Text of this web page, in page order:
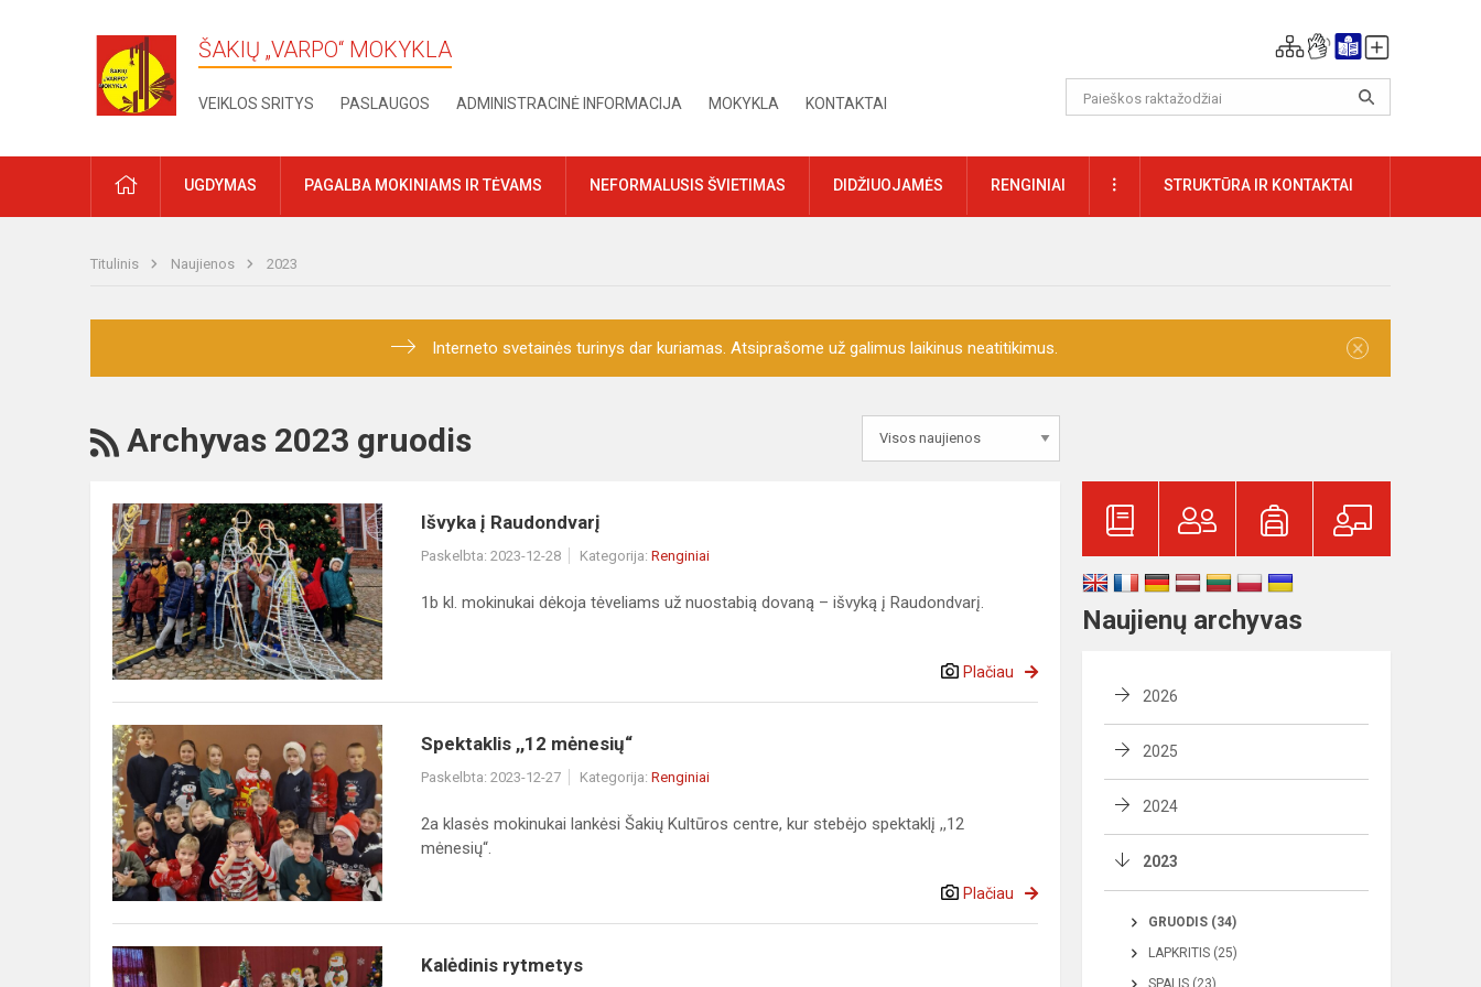
ŠAKIŲ „VARPO“ MOKYKLA
VEIKLOS SRITYS PASLAUGOS ADMINISTRACINĖ INFORMACIJA MOKYKLA KONTAKTAI
PRADŽIAUGDYMAS PAGALBA MOKINIAMS IR TĖVAMS NEFORMALUSIS ŠVIETIMAS DIDŽIUOJAMĖS RENGINIAI DAUGIAUSTRUKTŪRA IR KONTAKTAI
Titulinis Naujienos 2023
Interneto svetainės turinys dar kuriamas. Atsiprašome už galimus laikinus neatitikimus. ×
RSS
Archyvas 2023 gruodis
Išvyka
į
Raudondvarį
Išvyka į Raudondvarį
Paskelbta: 2023-12-28 Kategorija: Renginiai
1b kl. mokinukai dėkoja tėveliams už nuostabią dovaną – išvyką į Raudondvarį.
Plačiau
Spektaklis
,,12
mėnesių“
Spektaklis ,,12 mėnesių“
Paskelbta: 2023-12-27 Kategorija: Renginiai
2a klasės mokinukai lankėsi Šakių Kultūros centre, kur stebėjo spektaklį ,,12
mėnesių“.
Plačiau
Kalėdinis
Kalėdinis rytmetys
Naujienų archyvas
2026
2025
2024
2023
GRUODIS (34)
LAPKRITIS (25)
SPALIS (23)